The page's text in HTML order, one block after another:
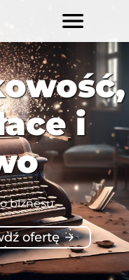
i
biznesu
ofertę